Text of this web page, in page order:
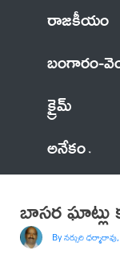
రాజకీయం
బంగారం-
క్రైమ్
అనేకం
బాసర ఘాట్లు
By నర్సురి